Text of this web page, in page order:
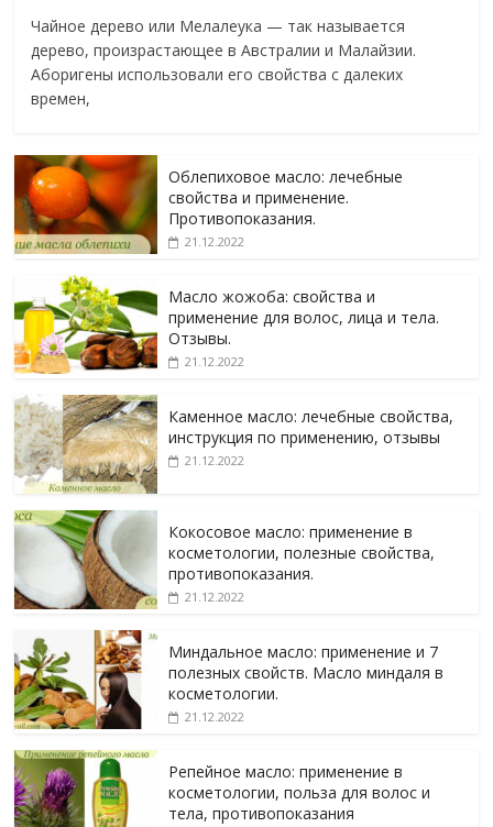
Чайное дерево или Мелалеука — так называется
дерево, произрастающее в Австралии и Малайзии.
Аборигены использовали его свойства с далеких
времен,
Облепиховое масло: лечебные
свойства и применение.
Противопоказания.
21.12.2022
Масло жожоба: свойства и
применение для волос, лица и тела.
Отзывы.
21.12.2022
Каменное масло: лечебные свойства,
инструкция по применению, отзывы
21.12.2022
Кокосовое масло: применение в
косметологии, полезные свойства,
противопоказания.
21.12.2022
Миндальное масло: применение и 7
полезных свойств. Масло миндаля в
косметологии.
21.12.2022
Репейное масло: применение в
косметологии, польза для волос и
тела, противопоказания